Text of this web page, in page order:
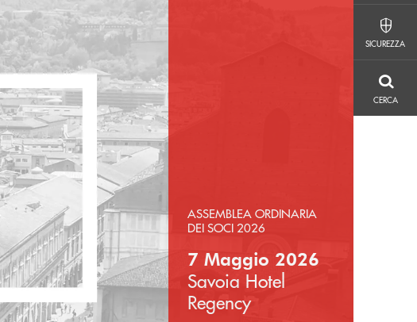
SICUREZZA
CERCA
ASSEMBLEA ORDINARIA
DEI SOCI 2026
7 Maggio 2026
Savoia Hotel
Regency